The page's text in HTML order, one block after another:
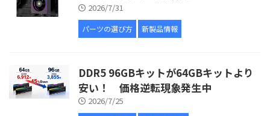
2026/7/31
パーツの選び方 新製品情報
DDR5 96GBキットが64GBキットより
安い！ 価格逆転現象発生中
2026/7/25